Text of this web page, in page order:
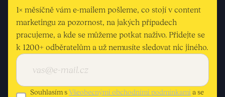
1× měsíčně vám e-mailem pošleme, co stojí v content
marketingu za pozornost, na jakých případech
pracujeme, a kde se můžeme potkat naživo. Přidejte se
k 1200+ odběratelům a už nemusíte sledovat nic jiného.
Souhlasím sVšeobecnými obchodními podmínkami a se